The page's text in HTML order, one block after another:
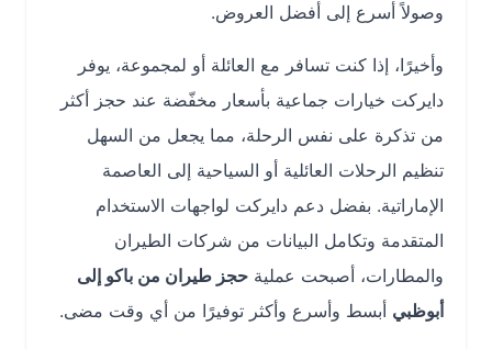
وصولاً أسرع إلى أفضل العروض.
وأخيرًا، إذا كنت تسافر مع العائلة أو لمجموعة، يوفر
دايركت خيارات جماعية بأسعار مخفّضة عند حجز أكثر
من تذكرة على نفس الرحلة، مما يجعل من السهل
تنظيم الرحلات العائلية أو السياحية إلى العاصمة
الإماراتية. بفضل دعم دايركت لواجهات الاستخدام
المتقدمة وتكامل البيانات من شركات الطيران
والمطارات، أصبحت عمليةحجز طيران من باكو إلى
أبوظبيأبسط وأسرع وأكثر توفيرًا من أي وقت مضى.